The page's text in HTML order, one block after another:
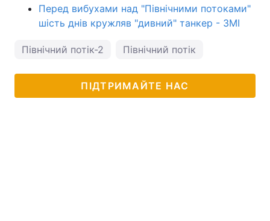
Перед вибухами над "Північними потоками"
шість днів кружляв "дивний" танкер - ЗМІ
Північний потік-2 Північний потік
ПІДТРИМАЙТЕ НАС